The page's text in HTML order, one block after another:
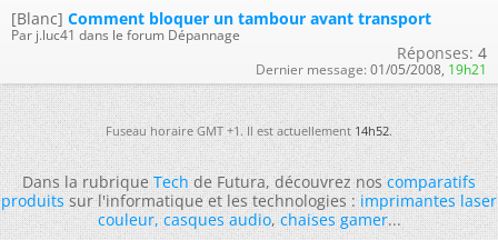
[Blanc] Comment bloquer un tambour avant transport
Par j.luc41 dans le forum Dépannage
Réponses: 4
Dernier message: 01/05/2008, 19h21
Fuseau horaire GMT +1. Il est actuellement14h52.
Dans la rubriqueTechde Futura, découvrez noscomparatifs
produitssur l'informatique et les technologies :imprimantes laser
couleur,casques audio,chaises gamer...